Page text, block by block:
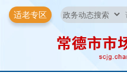
适老专区